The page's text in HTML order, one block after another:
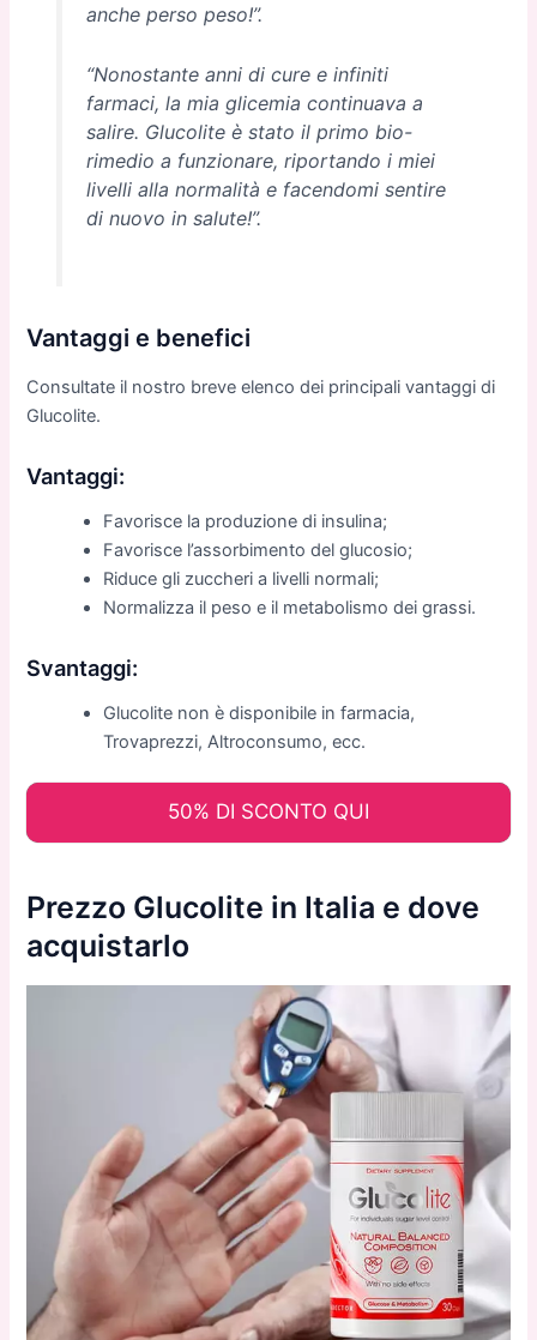
anche perso peso!”.
“Nonostante anni di cure e infiniti
farmaci, la mia glicemia continuava a
salire. Glucolite è stato il primo bio-
rimedio a funzionare, riportando i miei
livelli alla normalità e facendomi sentire
di nuovo in salute!”.
Vantaggi e benefici
Consultate il nostro breve elenco dei principali vantaggi di
Glucolite.
Vantaggi:
Favorisce la produzione di insulina;
Favorisce l’assorbimento del glucosio;
Riduce gli zuccheri a livelli normali;
Normalizza il peso e il metabolismo dei grassi.
Svantaggi:
Glucolite non è disponibile in farmacia,
Trovaprezzi, Altroconsumo, ecc.
50% DI SCONTO QUI
Prezzo Glucolite in Italia e dove
acquistarlo